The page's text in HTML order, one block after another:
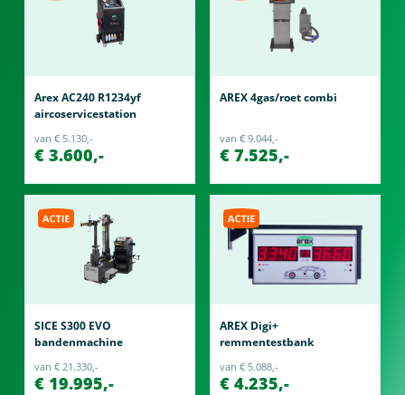
Arex AC240 R1234yf
aircoservicestation
van € 5.130,-
€ 3.600,-
AREX 4gas/roet combi
van € 9.044,-
€ 7.525,-
SICE S300 EVO
bandenmachine
van € 21.330,-
€ 19.995,-
AREX Digi+
remmentestbank
van € 5.088,-
€ 4.235,-